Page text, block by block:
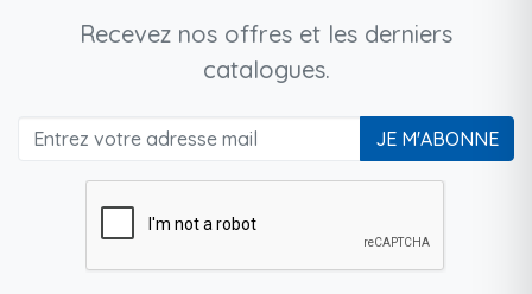
Recevez nos offres et les derniers
catalogues.
JE M'ABONNE